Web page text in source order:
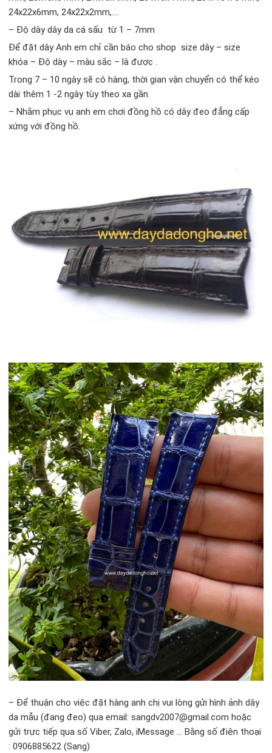
24x22x6mm, 24x22x2mm,….
– Độ dày dây da cá sấu từ 1 – 7mm
Để đặt dây Anh em chỉ cần báo cho shop size dây – size
khóa – Độ dày – màu sắc – là được .
Trong 7 – 10 ngày sẽ có hàng, thời gian vận chuyển có thể kéo
dài thêm 1 -2 ngày tùy theo xa gần.
– Nhằm phục vụ anh em chơi đồng hồ có dây đeo đẳng cấp
xứng với đồng hồ.
– Để thuận cho việc đặt hàng anh chị vui lòng gửi hình ảnh dây
da mẫu (đang đeo) qua email: sangdv2007@gmail.com hoặc
gửi trực tiếp qua số Viber, Zalo, iMessage … Bằng số điện thoại
: 0906885622 (Sang)